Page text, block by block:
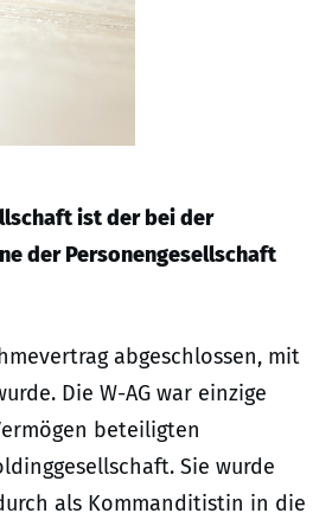
ist der bei der
der Personengesellschaft
abgeschlossen, mit
Die W-AG war einzige
beteiligten
Sie wurde
als Kommanditistin in die